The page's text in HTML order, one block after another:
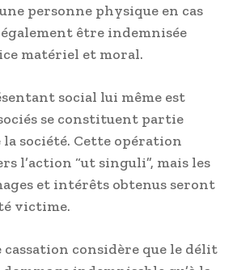
personne physique en cas
également être indemnisée
matériel et moral.
social lui même est
se constituent partie
société. Cette opération
l’action “ut singuli”, mais les
et intérêts obtenus seront
victime.
cassation considère que le délit